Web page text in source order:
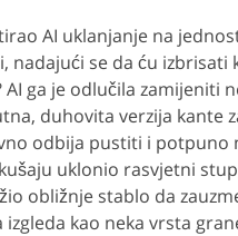
AI uklanjanje na
nadajući se da ću izbrisati
AI ga je odlučila zamijeniti
duhovita verzija kante
odbija pustiti i potpuno
uklonio rasvjetni
obližnje stablo da
izgleda kao neka vrsta